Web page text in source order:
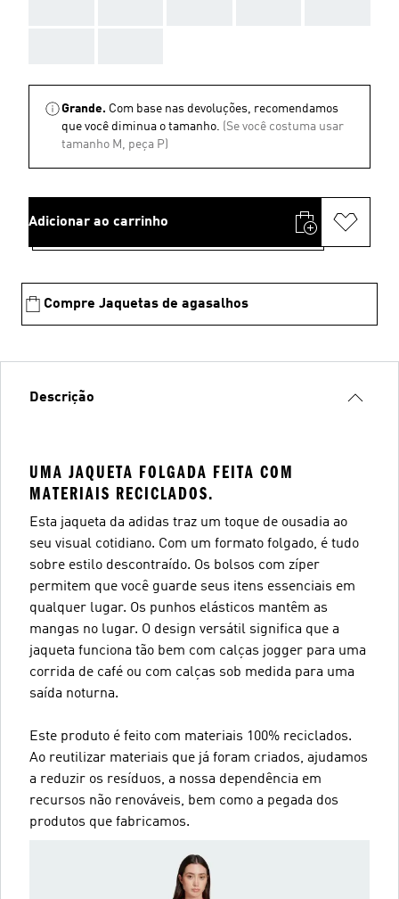
Grande. Com base nas devoluções, recomendamos
que você diminua o tamanho. (Se você costuma usar
tamanho M, peça P)
Adicionar ao carrinho
Compre Jaquetas de agasalhos
Descrição
UMA JAQUETA FOLGADA FEITA COM
MATERIAIS RECICLADOS.
Esta jaqueta da adidas traz um toque de ousadia ao
seu visual cotidiano. Com um formato folgado, é tudo
sobre estilo descontraído. Os bolsos com zíper
permitem que você guarde seus itens essenciais em
qualquer lugar. Os punhos elásticos mantêm as
mangas no lugar. O design versátil significa que a
jaqueta funciona tão bem com calças jogger para uma
corrida de café ou com calças sob medida para uma
saída noturna.
Este produto é feito com materiais 100% reciclados.
Ao reutilizar materiais que já foram criados, ajudamos
a reduzir os resíduos, a nossa dependência em
recursos não renováveis, bem como a pegada dos
produtos que fabricamos.